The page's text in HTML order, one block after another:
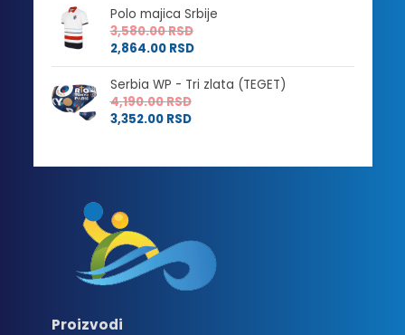
Polo majica Srbije
3,580.00RSD
2,864.00 RSD
Serbia WP - Tri zlata (TEGET)
4,190.00RSD
3,352.00 RSD
Proizvodi